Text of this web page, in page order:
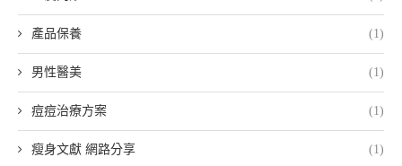
產品保養 (1)
男性醫美 (1)
痘痘治療方案 (1)
瘦身文獻 網路分享 (1)